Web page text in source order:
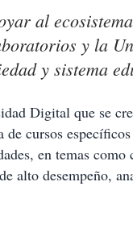
al
y la
y sistema
Digital que se
cursos
en temas
alto desempeño,